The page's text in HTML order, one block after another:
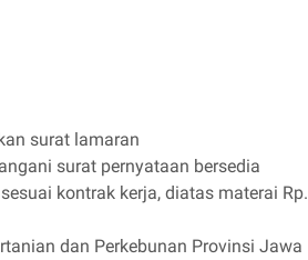
surat lamaran
surat pernyataan bersedia
kontrak kerja, diatas materai Rp.
dan Perkebunan Provinsi Jawa